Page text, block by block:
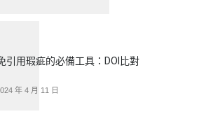
引用瑕疵的必備工具：DOI比對
年 4 月 11 日